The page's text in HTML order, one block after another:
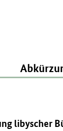
libyscher